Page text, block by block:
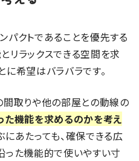
パクトであることを優先する
リラックスできる空間を求
に希望はバラバラです。
間取りや他の部屋との動線の
た機能を求めるのかを考え
にあたっても、確保できる広
った機能的で使いやすい寸